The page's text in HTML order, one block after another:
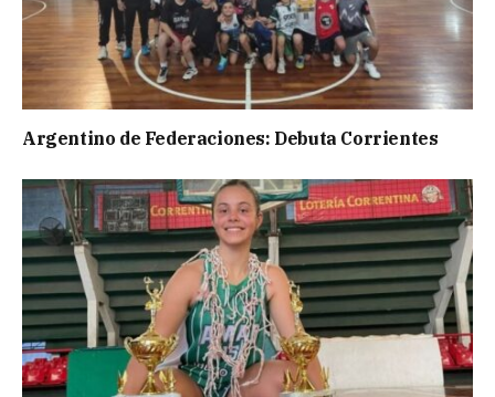
Argentino de Federaciones: Debuta Corrientes